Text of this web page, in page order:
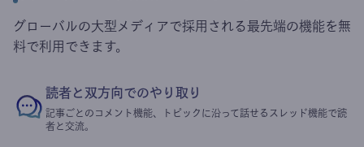
グローバルの大型メディアで採用される最先端の機能を無
料で利用できます。
読者と双方向でのやり取り
記事ごとのコメント機能、トピックに沿って話せるスレッド機能で読
者と交流。